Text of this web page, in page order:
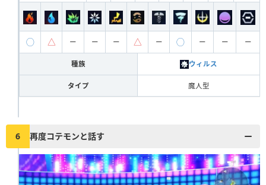
◯ △ ー ー ー △ ー ◯ ー ー ー
種族 ウィルス
タイプ 魔人型
6 再度コテモンと話す